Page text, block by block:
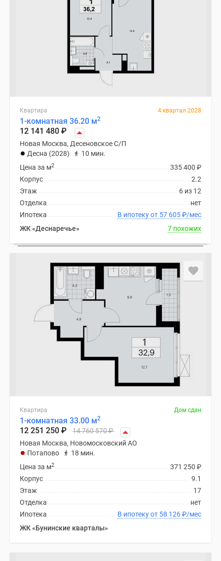
Квартира 4 квартал 2028
1-комнатная 36.20 м2
12 141 480 ₽
Новая Москва, Десеновское С/П
Десна (2028)
10 мин.
335 400 ₽
Цена за м2
2.2
Корпус
6 из 12
Этаж
нет
Отделка
В ипотеку от 57 605₽/мес
Ипотека
ЖК «Деснаречье»
7 похожих
Квартира Дом сдан
1-комнатная 33.00 м2
12 251 250 ₽ 14 760 570₽
Новая Москва, Новомосковский АО
Потапово
18 мин.
371 250 ₽
Цена за м2
9.1
Корпус
17
Этаж
нет
Отделка
В ипотеку от 58 126₽/мес
Ипотека
ЖК «Бунинские кварталы»